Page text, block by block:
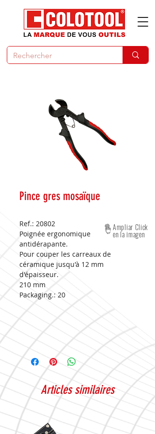
Pince gres mosaïque
Ref.: 20802
Poignée ergonomique
antidérapante.
Pour couper les carreaux de
céramique jusqu'à 12 mm
d'épaisseur.
210 mm
Packaging.: 20
Ampliar Click
en la imagen
Articles similaires